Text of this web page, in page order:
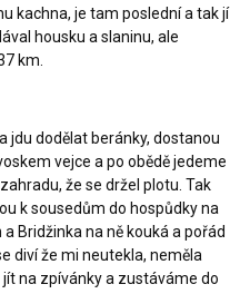
kachna, je tam poslední a tak jí
housku a slaninu, ale
km.
jdu dodělat beránky, dostanou
vejce a po obědě jedeme
že se držel plotu. Tak
k sousedům do hospůdky na
Bridžinka na ně kouká a pořád
diví že mi neutekla, neměla
na zpívánky a zustáváme do